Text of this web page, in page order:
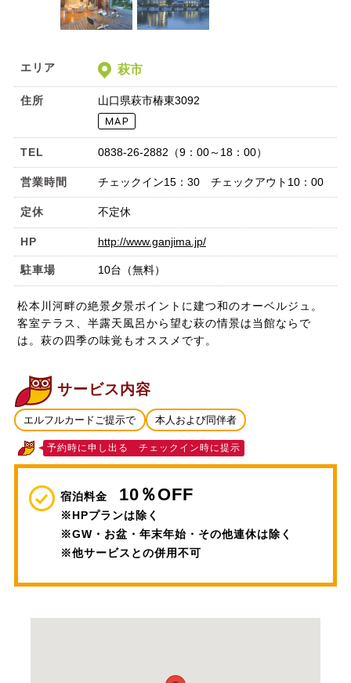
エリア 萩市
住所 山口県萩市椿東3092
TEL 0838-26-2882（9：00～18：00）
営業時間 チェックイン15：30 チェックアウト10：00
定休 不定休
HP http://www.ganjima.jp/
駐車場 10台（無料）
松本川河畔の絶景夕景ポイントに建つ和のオーベルジュ。
客室テラス、半露天風呂から望む萩の情景は当館ならで
は。萩の四季の味覚もオススメです。
サービス内容
エルフルカードご提示で 本人および同伴者
予約時に申し出る チェックイン時に提示
宿泊料金 10％OFF
※HPプランは除く
※GW・お盆・年末年始・その他連休は除く
※他サービスとの併用不可